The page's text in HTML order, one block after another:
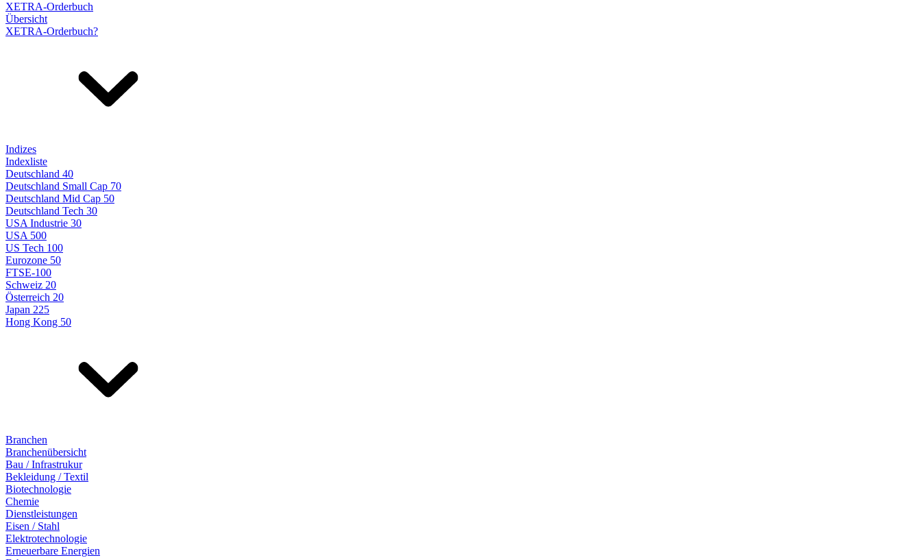
XETRA-Orderbuch
Übersicht
XETRA-Orderbuch?
Indizes
Indexliste
Deutschland 40
Deutschland Small Cap 70
Deutschland Mid Cap 50
Deutschland Tech 30
USA Industrie 30
USA 500
US Tech 100
Eurozone 50
FTSE-100
Schweiz 20
Österreich 20
Japan 225
Hong Kong 50
Branchen
Branchenübersicht
Bau / Infrastrukur
Bekleidung / Textil
Biotechnologie
Chemie
Dienstleistungen
Eisen / Stahl
Elektrotechnologie
Erneuerbare Energien